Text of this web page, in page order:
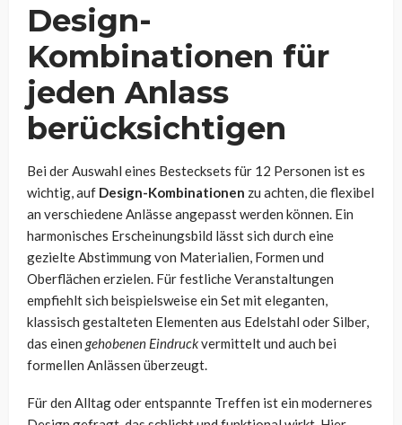
Design-
Kombinationen für
jeden Anlass
berücksichtigen
Bei der Auswahl eines Bestecksets für 12 Personen ist es
wichtig, auf Design-Kombinationen zu achten, die flexibel
an verschiedene Anlässe angepasst werden können. Ein
harmonisches Erscheinungsbild lässt sich durch eine
gezielte Abstimmung von Materialien, Formen und
Oberflächen erzielen. Für festliche Veranstaltungen
empfiehlt sich beispielsweise ein Set mit eleganten,
klassisch gestalteten Elementen aus Edelstahl oder Silber,
das einen gehobenen Eindruckvermittelt und auch bei
formellen Anlässen überzeugt.
Für den Alltag oder entspannte Treffen ist ein moderneres